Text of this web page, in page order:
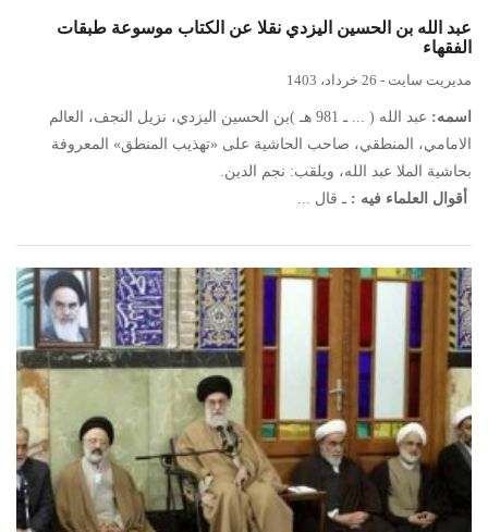
عبد الله بن الحسين اليزدي نقلا عن الكتاب موسوعة طبقات
الفقهاء
مدیریت سایت - 26 خرداد، 1403
اسمه:
عبد الله ( ... ـ 981 هـ )بن الحسين اليزدي، نزيل النجف، العالم
الامامي، المنطقي، صاحب الحاشية على «تهذيب المنطق» المعروفة
بحاشية الملا عبد الله، ويلقب: نجم الدين.
أقوال العلماء فيه : ـ قال ...